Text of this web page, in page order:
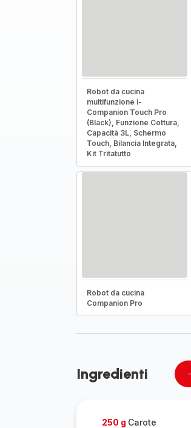
Robot da cucina
multifunzione i-
Companion Touch Pro
(Black), Funzione Cottura,
Capacità 3L, Schermo
Touch, Bilancia Integrata,
Kit Tritatutto
Robot da cucina
Companion Pro
Ingredienti
250 g Carote